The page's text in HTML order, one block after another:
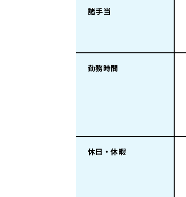
諸手当
勤務時間
休日・休暇